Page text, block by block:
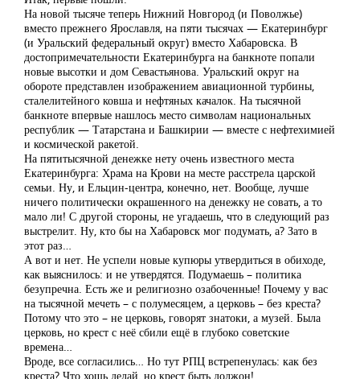
На новой тысяче теперь Нижний Новгород (и Поволжье)
вместо прежнего Ярославля, на пяти тысячах — Екатеринбург
(и Уральский федеральный округ) вместо Хабаровска. В
достопримечательности Екатеринбурга на банкноте попали
новые высотки и дом Севастьянова. Уральский округ на
обороте представлен изображением авиационной турбины,
сталелитейного ковша и нефтяных качалок. На тысячной
банкноте впервые нашлось место символам национальных
республик — Татарстана и Башкирии — вместе с нефтехимией
и космической ракетой.
На пятитысячной денежке нету очень известного места
Екатеринбурга: Храма на Крови на месте расстрела царской
семьи. Ну, и Ельцин-центра, конечно, нет. Вообще, лучше
ничего политически окрашенного на денежку не совать, а то
мало ли! С другой стороны, не угадаешь, что в следующий раз
выстрелит. Ну, кто бы на Хабаровск мог подумать, а? Зато в
этот раз…
А вот и нет. Не успели новые купюры утвердиться в обиходе,
как выяснилось: и не утвердятся. Подумаешь – политика
безупречна. Есть же и религиозно озабоченные! Почему у вас
на тысячной мечеть – с полумесяцем, а церковь – без креста?
Потому что это – не церковь, говорят знатоки, а музей. Была
церковь, но крест с неё сбили ещё в глубоко советские
времена…
Вроде, все согласились… Но тут РПЦ встрепенулась: как без
креста? Что хошь делай, но крест быть должон!